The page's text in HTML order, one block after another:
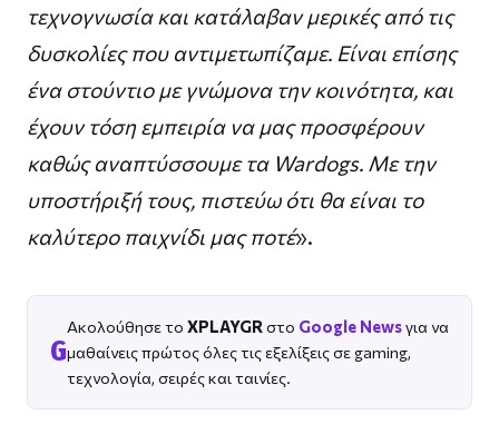
τεχνογνωσία και κατάλαβαν μερικές από τις
δυσκολίες που αντιμετωπίζαμε. Είναι επίσης
ένα στούντιο με γνώμονα την κοινότητα, και
έχουν τόση εμπειρία να μας προσφέρουν
καθώς αναπτύσσουμε τα Wardogs. Με την
υποστήριξή τους, πιστεύω ότι θα είναι το
καλύτερο παιχνίδι μας ποτέ».
G
Ακολούθησε το XPLAYGR στο Google Newsγια να
μαθαίνεις πρώτος όλες τις εξελίξεις σε gaming,
τεχνολογία, σειρές και ταινίες.